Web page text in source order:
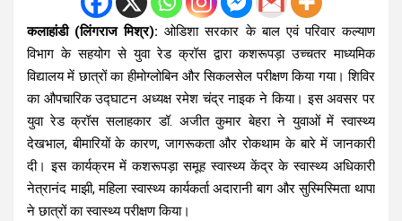
कलाहांडी (लिंगराज मिश्र): ओडिशा सरकार के बाल एवं परिवार कल्याण
विभाग के सहयोग से युवा रेड क्रॉस द्वारा कशरूपड़ा उच्चतर माध्यमिक
विद्यालय में छात्रों का हीमोग्लोबिन और सिकलसेल परीक्षण किया गया। शिविर
का औपचारिक उद्घाटन अध्यक्ष रमेश चंद्र नाइक ने किया। इस अवसर पर
युवा रेड क्रॉस सलाहकार डॉ. अजीत कुमार बेहरा ने युवाओं में स्वास्थ्य
देखभाल, बीमारियों के कारण, जागरूकता और रोकथाम के बारे में जानकारी
दी। इस कार्यक्रम में कशरूपड़ा समूह स्वास्थ्य केंद्र के स्वास्थ्य अधिकारी
नेत्रानंद माझी, महिला स्वास्थ्य कार्यकर्ता अदारानी बाग और सुस्मिस्मिता थापा
ने छात्रों का स्वास्थ्य परीक्षण किया।